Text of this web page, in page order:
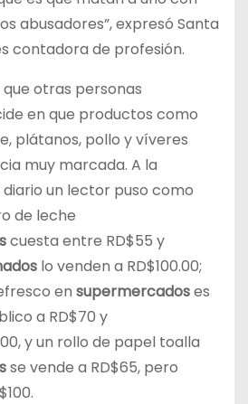
abusadores”, expresó Santa
contadora de profesión.
que otras personas
en que productos como
plátanos, pollo y víveres
muy marcada. A la
un lector puso como
de leche
cuesta entre RD$55 y
lo venden a RD$100.00;
en supermercadoses
a RD$70 y
y un rollo de papel toalla
se vende a RD$65, pero